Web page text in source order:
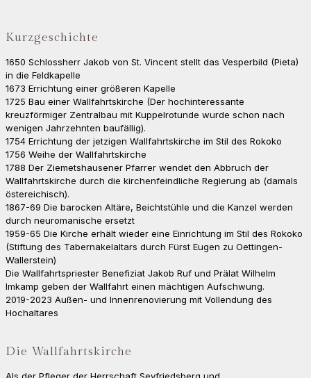
Kurzgeschichte
1650 Schlossherr Jakob von St. Vincent stellt das Vesperbild (Pieta)
in die Feldkapelle
1673 Errichtung einer größeren Kapelle
1725 Bau einer Wallfahrtskirche (Der hochinteressante
kreuzförmiger Zentralbau mit Kuppelrotunde wurde schon nach
wenigen Jahrzehnten baufällig).
1754 Errichtung der jetzigen Wallfahrtskirche im Stil des Rokoko
1756 Weihe der Wallfahrtskirche
1788 Der Ziemetshausener Pfarrer wendet den Abbruch der
Wallfahrtskirche durch die kirchenfeindliche Regierung ab (damals
östereichisch).
1867-69 Die barocken Altäre, Beichtstühle und die Kanzel werden
durch neuromanische ersetzt
1959-65 Die Kirche erhält wieder eine Einrichtung im Stil des Rokoko
(Stiftung des Tabernakelaltars durch Fürst Eugen zu Oettingen-
Wallerstein)
Die Wallfahrtspriester Benefiziat Jakob Ruf und Prälat Wilhelm
Imkamp geben der Wallfahrt einen mächtigen Aufschwung.
2019-2023 Außen- und Innenrenovierung mit Vollendung des
Hochaltares
Die Wallfahrtskirche
Als der Pfleger der Herrschaft Seyfriedsberg und